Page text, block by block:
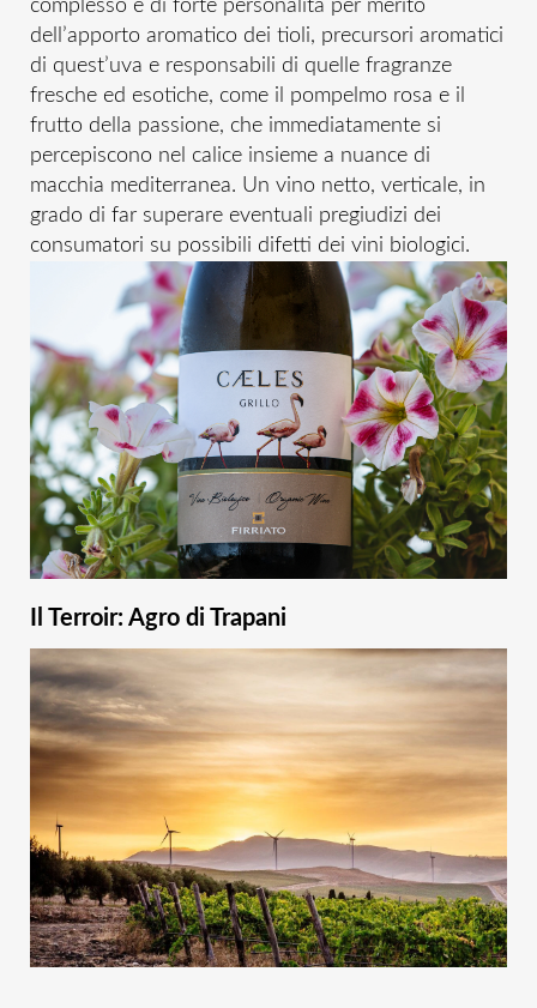
complesso e di forte personalità per merito
dell’apporto aromatico dei tioli, precursori aromatici
di quest’uva e responsabili di quelle fragranze
fresche ed esotiche, come il pompelmo rosa e il
frutto della passione, che immediatamente si
percepiscono nel calice insieme a nuance di
macchia mediterranea. Un vino netto, verticale, in
grado di far superare eventuali pregiudizi dei
consumatori su possibili difetti dei vini biologici.
Il Terroir: Agro di Trapani